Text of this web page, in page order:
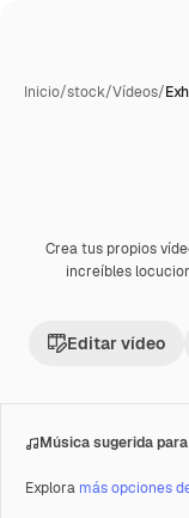
Inicio/stock/Vídeos/
Premium
Crea tus propios
increíbles
Editar vídeo
Música sugerida
Explora más opciones